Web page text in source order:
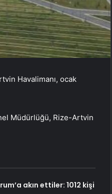
Havalimanı, ocak
Müdürlüğü, Rize-Artvin
akın ettiler: 1012 kişi